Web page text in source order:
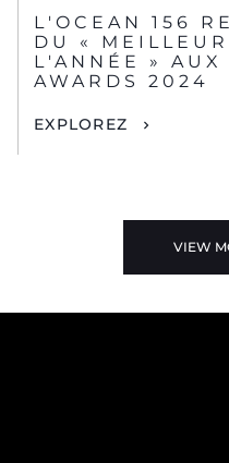
L'OCEAN 156
DU «
L'ANNÉE » AUX
AWARDS 2024
EXPLOREZ
VIEW